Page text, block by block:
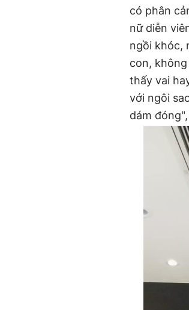
có phân
nữ diễn
ngồi khóc,
con,
thấy vai
với ngôi
dám